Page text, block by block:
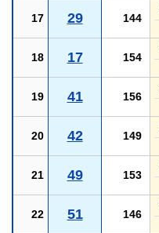
17 29 144
18 17 154
19 41 156
20 42 149
21 49 153
22 51 146